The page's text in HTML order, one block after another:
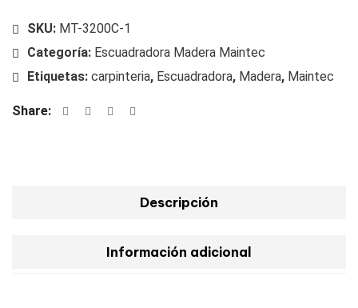
SKU: MT-3200C-1
Categoría: Escuadradora Madera Maintec
Etiquetas: carpinteria, Escuadradora, Madera, Maintec
Share:
Descripción
Información adicional